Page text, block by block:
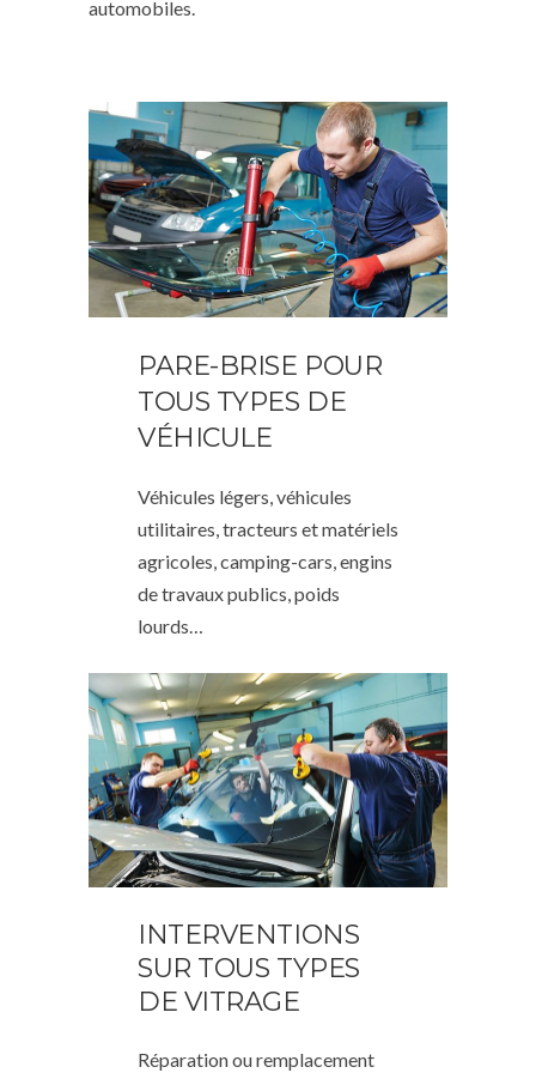
automobiles.
PARE-BRISE POUR
TOUS TYPES DE
VÉHICULE
Véhicules légers, véhicules
utilitaires, tracteurs et matériels
agricoles, camping-cars, engins
de travaux publics, poids
lourds…
INTERVENTIONS
SUR TOUS TYPES
DE VITRAGE
Réparation ou remplacement